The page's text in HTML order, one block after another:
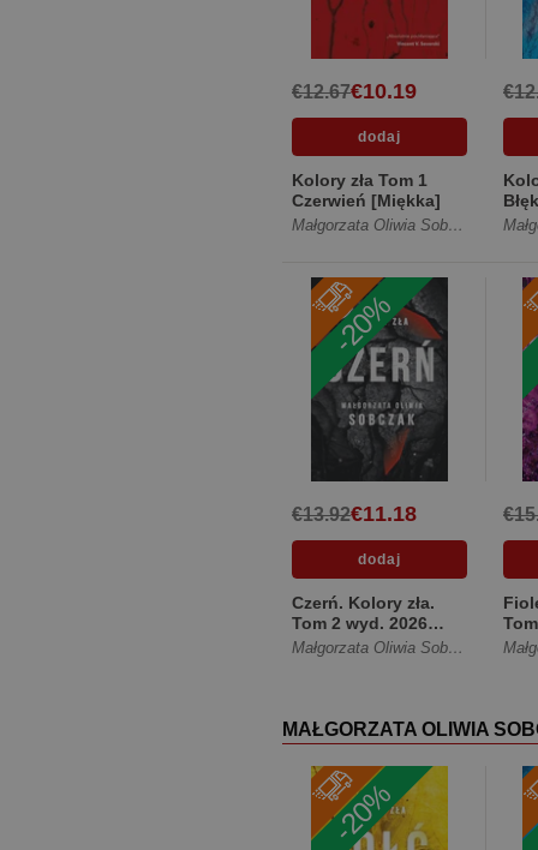
€10.19
€12.67
Kolory zła Tom 1
Czerwień [Miękka]
Małgorzata Oliwia Sobczak
-20%
€11.18
€13.92
Czerń. Kolory zła.
Tom 2 wyd. 2026
[Miękka ze
Małgorzata Oliwia Sobczak
MAŁGORZATA OLIWIA
-20%